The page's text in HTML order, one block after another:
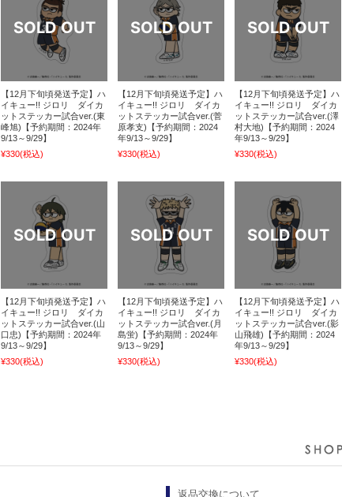
【12月下旬頃発送予定】ハ
イキュー!! ジロリ ダイカ
ットステッカー試合ver.(東
峰旭)【予約期間：2024年
9/13～9/29】
¥330(税込)
【12月下旬頃発送予定】ハ
イキュー!! ジロリ ダイカ
ットステッカー試合ver.(菅
原孝支)【予約期間：2024
年9/13～9/29】
¥330(税込)
【12月下旬頃発送予定】ハ
イキュー!! ジロリ ダイカ
ットステッカー試合ver.(澤
村大地)【予約期間：2024
年9/13～9/29】
¥330(税込)
【12月下旬頃発送予定】ハ
イキュー!! ジロリ ダイカ
ットステッカー試合ver.(山
口忠)【予約期間：2024年
9/13～9/29】
¥330(税込)
【12月下旬頃発送予定】ハ
イキュー!! ジロリ ダイカ
ットステッカー試合ver.(月
島蛍)【予約期間：2024年
9/13～9/29】
¥330(税込)
【12月下旬頃発送予定】ハ
イキュー!! ジロリ ダイカ
ットステッカー試合ver.(影
山飛雄)【予約期間：2024
年9/13～9/29】
¥330(税込)
返品交換について